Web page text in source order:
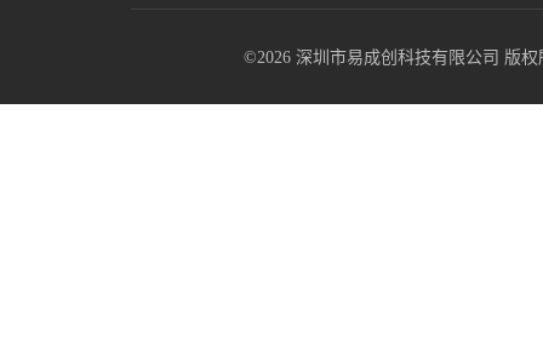
©2026 深圳市易成创科技有限公司 版权